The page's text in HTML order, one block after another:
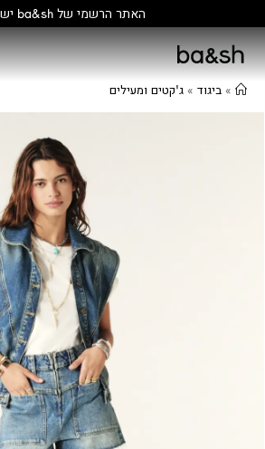
קולקציה חדשה:גלו עוד
» ביגוד » ג'קטים ומעילים